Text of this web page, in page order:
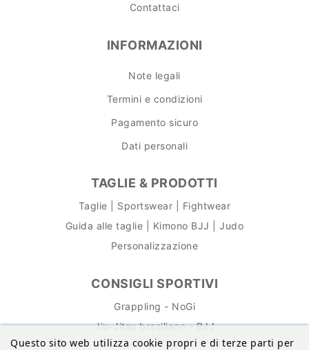
Contattaci
INFORMAZIONI
Note legali
Termini e condizioni
Pagamento sicuro
Dati personali
TAGLIE & PRODOTTI
Taglie | Sportswear | Fightwear
Guida alle taglie | Kimono BJJ | Judo
Personalizzazione
CONSIGLI SPORTIVI
Grappling - NoGi
Jiu-Jitsu brasiliano - BJJ
Questo sito web utilizza cookie propri e di terze parti per